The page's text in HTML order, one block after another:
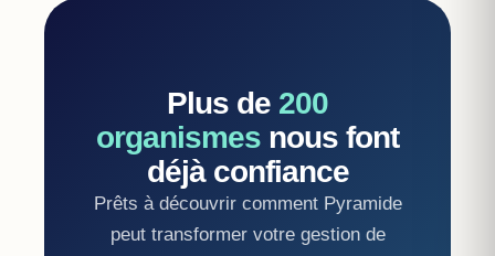
Plus de 200
organismes nous font
déjà confiance
Prêts à découvrir comment Pyramide
peut transformer votre gestion de